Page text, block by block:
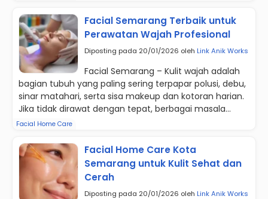
Facial Semarang Terbaik untuk
Perawatan Wajah Profesional
Diposting pada 20/01/2026 oleh Link Anik Works
Facial Semarang – Kulit wajah adalah
bagian tubuh yang paling sering terpapar polusi, debu,
sinar matahari, serta sisa makeup dan kotoran harian.
Jika tidak dirawat dengan tepat, berbagai masala...
Facial Home Care
Facial Home Care Kota
Semarang untuk Kulit Sehat dan
Cerah
Diposting pada 20/01/2026 oleh Link Anik Works